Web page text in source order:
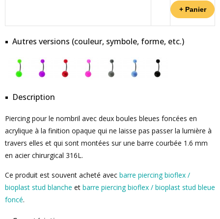
Autres versions (couleur, symbole, forme, etc.)
Description
Piercing pour le nombril avec deux boules bleues foncées en
acrylique à la finition opaque qui ne laisse pas passer la lumière à
travers elles et qui sont montées sur une barre courbée 1.6 mm
en acier chirurgical 316L.
Ce produit est souvent acheté avec barre piercing bioflex /
bioplast stud blanche et barre piercing bioflex / bioplast stud bleue
foncé.